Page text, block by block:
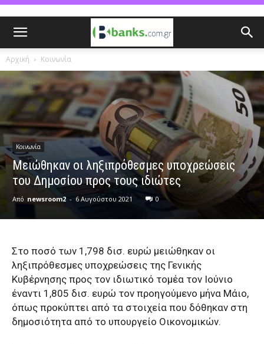
Αρχική Κοινωνία
Κοινωνία
Μειώθηκαν οι ληξιπρόθεσμες υποχρεώσεις
του Δημοσίου προς τους ιδιώτες
Από newsroom2 - 6 Αυγούστου 2021 0
Στο ποσό των 1,798 δισ. ευρώ μειώθηκαν οι
ληξιπρόθεσμες υποχρεώσεις της Γενικής
Κυβέρνησης προς τον ιδιωτικό τομέα τον Ιούνιο
έναντι 1,805 δισ. ευρώ τον προηγούμενο μήνα Μάιο,
όπως προκύπτει από τα στοιχεία που δόθηκαν στη
δημοσιότητα από το υπουργείο Οικονομικών.